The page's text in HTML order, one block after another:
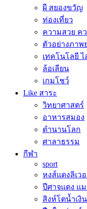
ผี สยองขวัญ
ท่องเที่ยว
ความสวย ค
ตัวอย่างภาพ
เทคโนโลยี ไ
ล้อเลียน
เกมโชว์
Like สาระ
วิทยาศาสตร์
อาหารสมอง
ตำนานโลก
ศาลาธรรม
กีฬา
sport
หงส์แดงลิเว
ปีศาจแดง แ
สิงห์โตน้ำเงิ